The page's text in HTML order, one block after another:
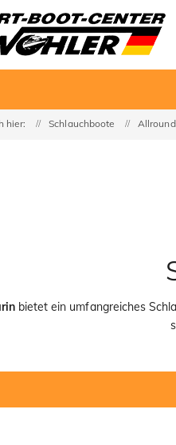
hier: Schlauchboote
bietet ein umfangreiches